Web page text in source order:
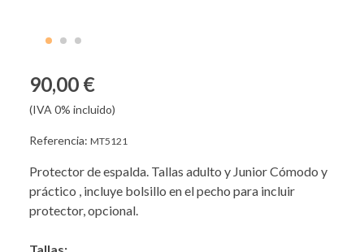
90,00 €
(IVA 0% incluido)
Referencia: MT5121
Protector de espalda. Tallas adulto y Junior Cómodo y
práctico , incluye bolsillo en el pecho para incluir
protector, opcional.